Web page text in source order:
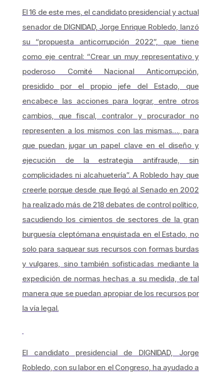
El 16 de este mes, el candidato presidencial y actual
senador de DIGNIDAD, Jorge Enrique Robledo, lanzó
su “propuesta anticorrupción 2022”, que tiene
como eje central: “Crear un muy representativo y
poderoso Comité Nacional Anticorrupción,
presidido por el propio jefe del Estado, que
encabece las acciones para lograr, entre otros
cambios, que fiscal, contralor y procurador no
representen a los mismos con las mismas…, para
que puedan jugar un papel clave en el diseño y
ejecución de la estrategia antifraude, sin
complicidades ni alcahuetería”. A Robledo hay que
creerle porque desde que llegó al Senado en 2002
ha realizado más de 218 debates de control político,
sacudiendo los cimientos de sectores de la gran
burguesía cleptómana enquistada en el Estado, no
solo para saquear sus recursos con formas burdas
y vulgares, sino también sofisticadas mediante la
expedición de normas hechas a su medida, de tal
manera que se puedan apropiar de los recursos por
la vía legal.
El candidato presidencial de DIGNIDAD, Jorge
Robledo, con su labor en el Congreso, ha ayudado a